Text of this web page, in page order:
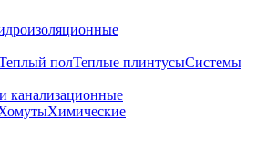
полТеплые плинтусыСистемы
канализационные
Химические